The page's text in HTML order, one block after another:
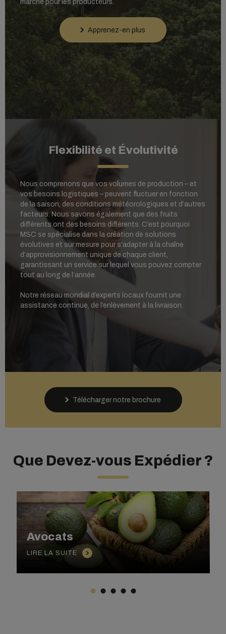
marché pour les producteurs.
Apprenez-en plus
Flexibilité et Évolutivité
Nous comprenons que vos volumes de production – et
vos besoins logistiques – peuvent fluctuer en fonction
de la saison, des conditions météorologiques et d’autres
facteurs. Nous savons également que des fruits
différents ont des besoins différents. C’est pourquoi
MSC se spécialise dans la création de solutions
évolutives et sur mesure pour s’adapter à la chaîne
d’approvisionnement unique de chaque client,
garantissant un service sur lequel vous pouvez compter
tout au long de l’année.
Notre réseau mondial d’experts locaux fournit une
assistance continue, de l’enlèvement à la livraison.
Télécharger notre brochure
Que Devez-vous Expédier ?
Avocats
LIRE LA SUITE